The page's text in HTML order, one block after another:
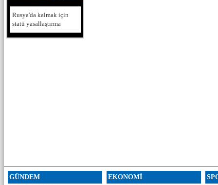
Rusya'da kalmak için
statü yasallaştırma
GÜNDEM EKONOMİ